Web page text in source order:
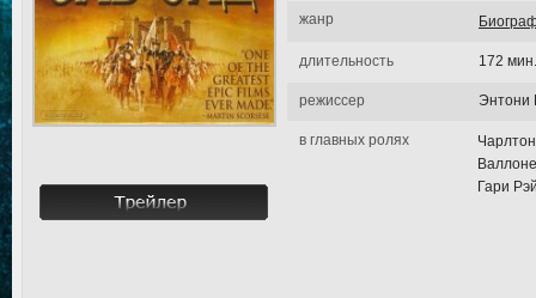
жанр
длительность 172 мин.
режиссер Энтони
в главных ролях
Гари